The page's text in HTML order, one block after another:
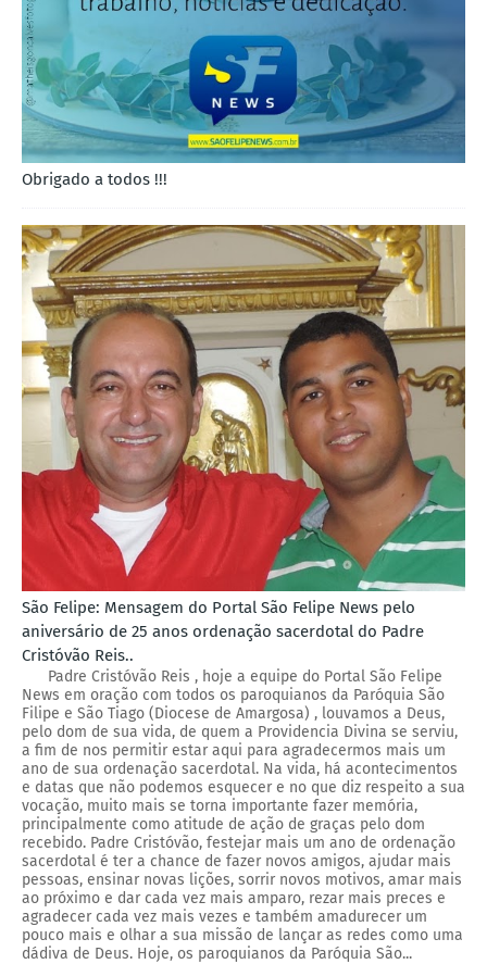
Obrigado a todos !!!
São Felipe: Mensagem do Portal São Felipe News pelo
aniversário de 25 anos ordenação sacerdotal do Padre
Cristóvão Reis..
Padre Cristóvão Reis , hoje a equipe do Portal São Felipe
News em oração com todos os paroquianos da Paróquia São
Filipe e São Tiago (Diocese de Amargosa) , louvamos a Deus,
pelo dom de sua vida, de quem a Providencia Divina se serviu,
a fim de nos permitir estar aqui para agradecermos mais um
ano de sua ordenação sacerdotal. Na vida, há acontecimentos
e datas que não podemos esquecer e no que diz respeito a sua
vocação, muito mais se torna importante fazer memória,
principalmente como atitude de ação de graças pelo dom
recebido. Padre Cristóvão, festejar mais um ano de ordenação
sacerdotal é ter a chance de fazer novos amigos, ajudar mais
pessoas, ensinar novas lições, sorrir novos motivos, amar mais
ao próximo e dar cada vez mais amparo, rezar mais preces e
agradecer cada vez mais vezes e também amadurecer um
pouco mais e olhar a sua missão de lançar as redes como uma
dádiva de Deus. Hoje, os paroquianos da Paróquia São...